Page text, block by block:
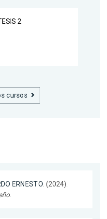
2
cursos
ERNESTO. (2024).
.